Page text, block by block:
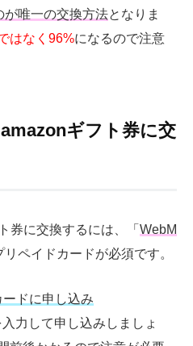
が唯一の交換方法となりま
はなく96%になるので注意
ギフト券に交
券に交換するには、「 WebM
リペイドカードが必須です。
ドに申し込み
力して申し込みしましょ